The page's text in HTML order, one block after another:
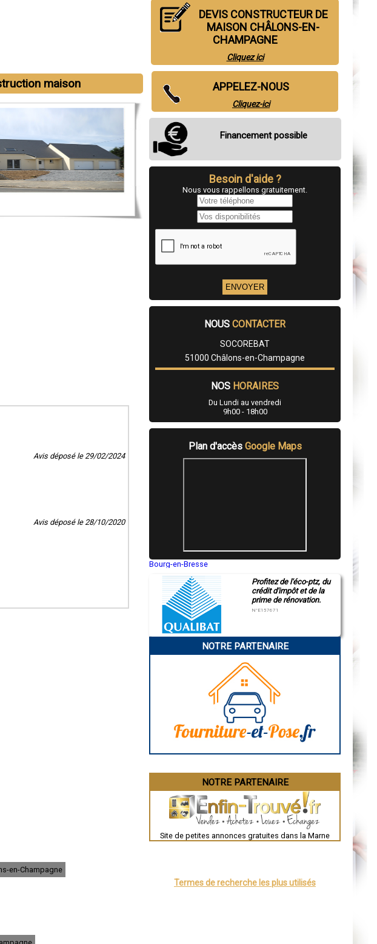
,Châlons-en-Champagne,Épernay,
Memmie ,Fismes,Sézanne
maison
Avis déposé le 29/02/2024
Avis déposé le 28/10/2020
en-Champagne
DEVIS CONSTRUCTEUR DE
MAISON CHÂLONS-EN-
CHAMPAGNE
Cliquez ici
APPELEZ-NOUS
Cliquez-ici
Financement possible
Besoin d'aide ?
Nous vous rappellons gratuitement.
NOUS CONTACTER
SOCOREBAT
51000 Châlons-en-Champagne
NOS HORAIRES
Du Lundi au vendredi
9h00 - 18h00
Plan d'accès Google Maps
Bourg-en-Bresse
Montluçon
Manosque
Gap
Charleville-Mézières
Pamiers
Narbonne
Brive-la-Gaillarde
Guéret
Besançon
Évreux
Chartres
Nîmes
Auch
Profitez de l'éco-ptz, du
crédit d'impôt et de la
prime de rénovation.
N°E157671
NOTRE PARTENAIRE
NOTRE PARTENAIRE
Site de petites annonces gratuites dans la Marne
Termes de recherche les plus utilisés